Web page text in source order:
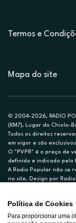
Termos e
Mapa do site
© 2004-2026, RADIO
(KM7), Lugar do Chiolo-
Todos os direitos
em vigor e são
O "PVPR" é o preço de
definido e indicado
A Radio Popular não se
no site. Design por
Ex. para limite de crédito
14,79%.
Política de Cookies
Para proporcionar uma